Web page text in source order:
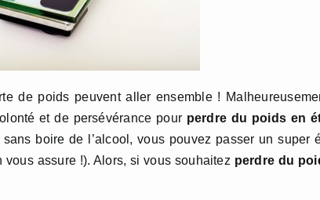
de poids peuvent aller ensemble !
et de persévérance pour perdre du poids en
boire de l’alcool, vous pouvez passer un super
assure !). Alors, si vous souhaitez perdre du